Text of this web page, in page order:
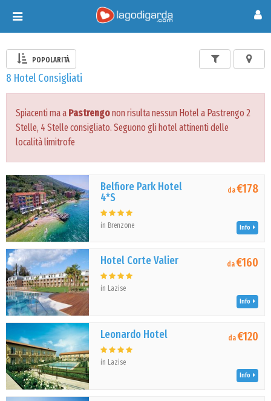
Toggle
navigation
POPOLARITÀ
8 Hotel Consigliati
Spiacenti ma a Pastrengonon risulta nessun Hotel a Pastrengo 2
Stelle, 4 Stelle consigliato. Seguono gli hotel attinenti delle
località limitrofe
Belfiore Park Hotel
4*S
in Brenzone
da€178
Info
Hotel Corte Valier
in Lazise
da€160
Info
Leonardo Hotel
in Lazise
da€120
Info